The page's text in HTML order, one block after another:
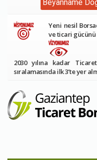
Beyanname
Yeni nesil
ve ticari gücünü
2030 yılına kadar
sıralamasında ilk 3’te yer